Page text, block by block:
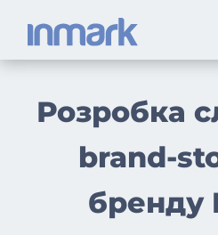
Розробка
brand-
бренду